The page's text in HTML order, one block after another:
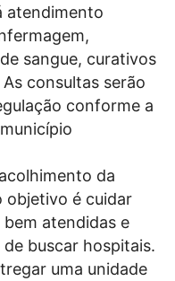
atendimento
sangue, curativos
consultas serão
conforme a
da
objetivo é cuidar
bem atendidas e
buscar hospitais.
uma unidade